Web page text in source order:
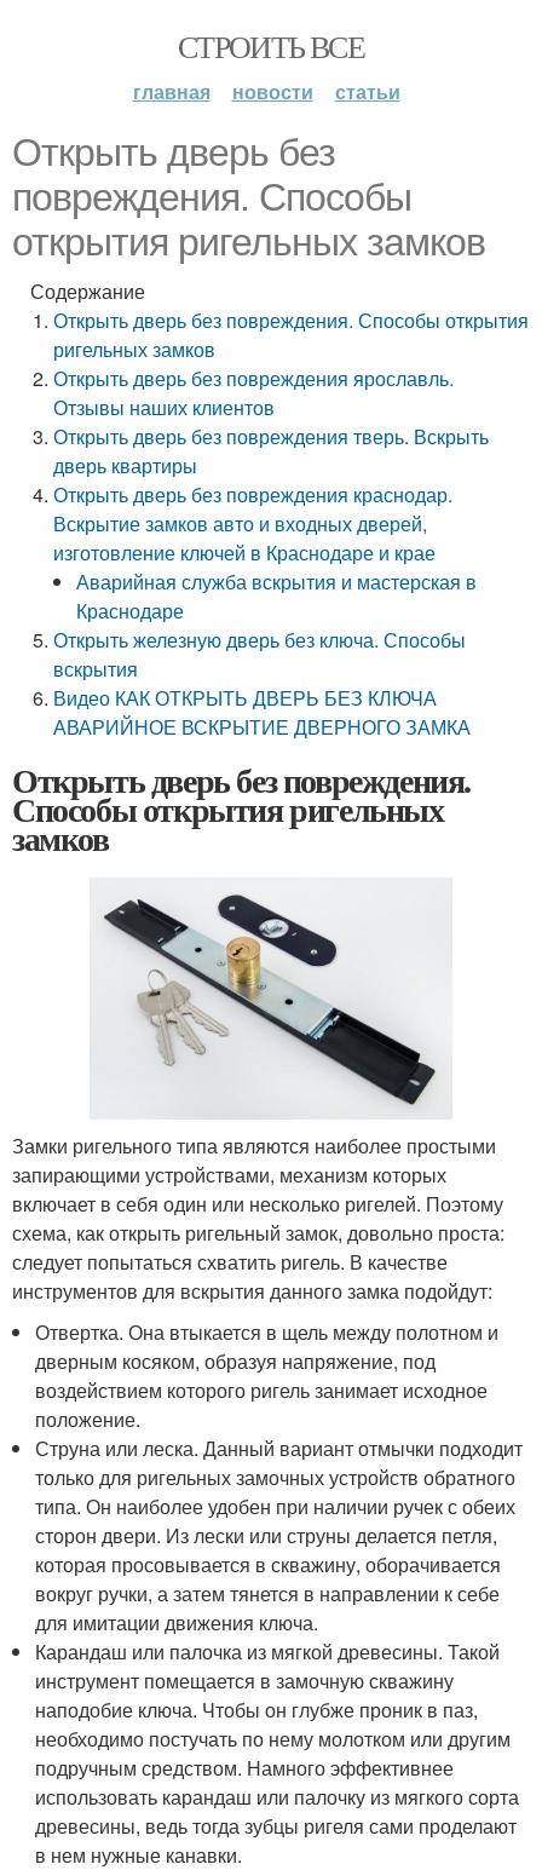
СТРОИТЬ ВСЕ
главная новости статьи
Открыть дверь без
повреждения. Способы
открытия ригельных замков
Содержание
Открыть дверь без повреждения. Способы открытия
ригельных замков
Открыть дверь без повреждения ярославль.
Отзывы наших клиентов
Открыть дверь без повреждения тверь. Вскрыть
дверь квартиры
Открыть дверь без повреждения краснодар.
Вскрытие замков авто и входных дверей,
изготовление ключей в Краснодаре и крае
Аварийная служба вскрытия и мастерская в
Краснодаре
Открыть железную дверь без ключа. Способы
вскрытия
Видео КАК ОТКРЫТЬ ДВЕРЬ БЕЗ КЛЮЧА
АВАРИЙНОЕ ВСКРЫТИЕ ДВЕРНОГО ЗАМКА
Открыть дверь без повреждения.
Способы открытия ригельных
замков
Замки ригельного типа являются наиболее простыми
запирающими устройствами, механизм которых
включает в себя один или несколько ригелей. Поэтому
схема, как открыть ригельный замок, довольно проста:
следует попытаться схватить ригель. В качестве
инструментов для вскрытия данного замка подойдут:
Отвертка. Она втыкается в щель между полотном и
дверным косяком, образуя напряжение, под
воздействием которого ригель занимает исходное
положение.
Струна или леска. Данный вариант отмычки подходит
только для ригельных замочных устройств обратного
типа. Он наиболее удобен при наличии ручек с обеих
сторон двери. Из лески или струны делается петля,
которая просовывается в скважину, оборачивается
вокруг ручки, а затем тянется в направлении к себе
для имитации движения ключа.
Карандаш или палочка из мягкой древесины. Такой
инструмент помещается в замочную скважину
наподобие ключа. Чтобы он глубже проник в паз,
необходимо постучать по нему молотком или другим
подручным средством. Намного эффективнее
использовать карандаш или палочку из мягкого сорта
древесины, ведь тогда зубцы ригеля сами проделают
в нем нужные канавки.